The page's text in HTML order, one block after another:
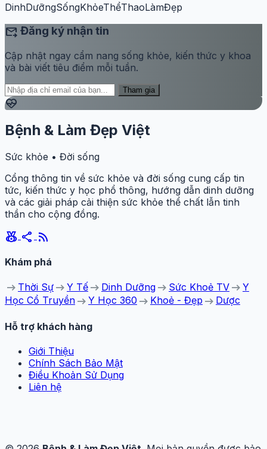
DinhDưỡngSốngKhỏeThểThaoLàmĐẹp
forward_to_inbox Đăng ký nhận tin
Cập nhật ngay cẩm nang sống khỏe, kiến thức y khoa
và bài viết tiêu điểm mỗi tuần.
Tham gia
ecg_heart
Bệnh & Làm Đẹp Việt
Sức khỏe • Đời sống
Cổng thông tin về sức khỏe và đời sống cung cấp tin
tức, kiến thức y học phổ thông, hướng dẫn dinh dưỡng
và các giải pháp cải thiện sức khỏe thể chất lẫn tinh
thần cho cộng đồng.
social_leaderboard share rss_feed
Khám phá
arrow_right_alt Thời Sự arrow_right_alt Y Tế arrow_right_alt Dinh Dưỡng arrow_right_alt Sức Khoẻ TV arrow_right_alt Y
Học Cổ Truyền arrow_right_alt Y Học 360 arrow_right_alt Khoẻ - Đẹp arrow_right_alt Dược
Hỗ trợ khách hàng
Giới Thiệu
Chính Sách Bảo Mật
Điều Khoản Sử Dụng
Liên hệ